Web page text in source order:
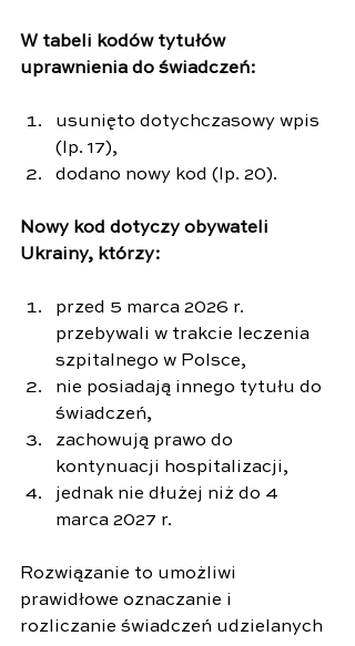
W tabeli kodów tytułów
uprawnienia do świadczeń:
usunięto dotychczasowy wpis
(lp. 17),
dodano nowy kod (lp. 20).
Nowy kod dotyczy obywateli
Ukrainy, którzy:
przed 5 marca 2026 r.
przebywali w trakcie leczenia
szpitalnego w Polsce,
nie posiadają innego tytułu do
świadczeń,
zachowują prawo do
kontynuacji hospitalizacji,
jednak nie dłużej niż do 4
marca 2027 r.
Rozwiązanie to umożliwi
prawidłowe oznaczanie i
rozliczanie świadczeń udzielanych